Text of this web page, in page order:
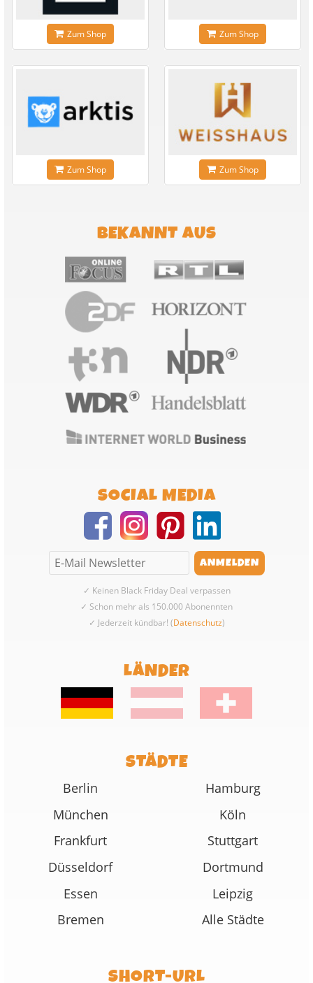
Zum Shop Zum Shop
Zum Shop Zum Shop
BEKANNT AUS
SOCIAL MEDIA
✓ Keinen Black Friday Deal verpassen
✓ Schon mehr als 150.000 Abonennten
✓ Jederzeit kündbar! (Datenschutz)
LÄNDER
STÄDTE
Berlin
Hamburg
München
Köln
Frankfurt
Stuttgart
Düsseldorf
Dortmund
Essen
Leipzig
Bremen
Alle Städte
SHORT-URL